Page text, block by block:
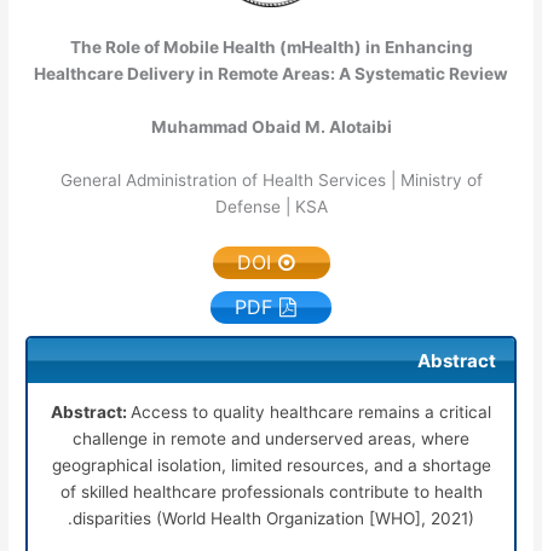
The Role of Mobile Health (mHealth) in Enhancing
Healthcare Delivery in Remote Areas: A Systematic Review
Muhammad Obaid M. Alotaibi
General Administration of Health Services | Ministry of
Defense | KSA
DOI
PDF
Abstract
Abstract: Access to quality healthcare remains a critical
challenge in remote and underserved areas, where
geographical isolation, limited resources, and a shortage
of skilled healthcare professionals contribute to health
disparities (World Health Organization [WHO], 2021).